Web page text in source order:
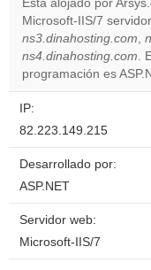
Está alojado por
Microsoft-IIS/7
ns3.dinahosting.com,
ns4.dinahosting.com.
programación es
IP:
82.223.149.215
Desarrollado por:
ASP.NET
Servidor web:
Microsoft-IIS/7